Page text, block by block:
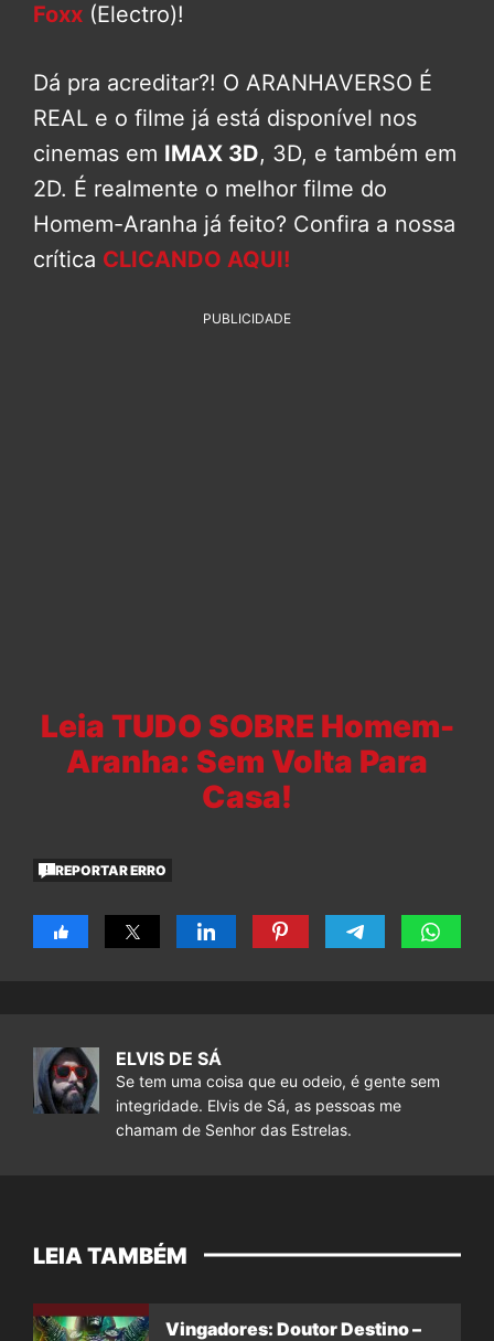
Foxx (Electro)!
Dá pra acreditar?! O ARANHAVERSO É
REAL e o filme já está disponível nos
cinemas em IMAX 3D, 3D, e também em
2D. É realmente o melhor filme do
Homem-Aranha já feito? Confira a nossa
crítica CLICANDO AQUI!
PUBLICIDADE
Leia TUDO SOBRE Homem-
Aranha: Sem Volta Para
Casa!
REPORTAR ERRO
ELVIS DE SÁ
Se tem uma coisa que eu odeio, é gente sem
integridade. Elvis de Sá, as pessoas me
chamam de Senhor das Estrelas.
LEIA TAMBÉM
Vingadores: Doutor Destino –